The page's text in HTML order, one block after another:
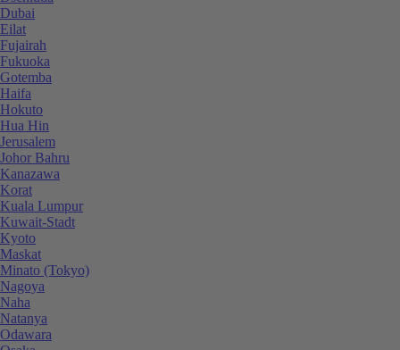
Dubai
Eilat
Fujairah
Fukuoka
Gotemba
Haifa
Hokuto
Hua Hin
Jerusalem
Johor Bahru
Kanazawa
Korat
Kuala Lumpur
Kuwait-Stadt
Kyoto
Maskat
Minato (Tokyo)
Nagoya
Naha
Natanya
Odawara